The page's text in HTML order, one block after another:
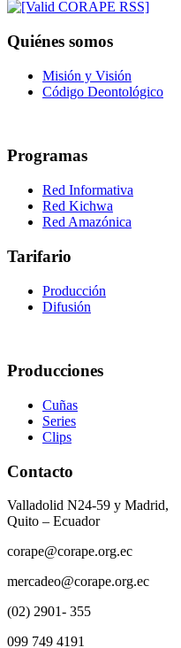
Quiénes somos
Misión y Visión
Código Deontológico
Programas
Red Informativa
Red Kichwa
Red Amazónica
Tarifario
Producción
Difusión
Producciones
Cuñas
Series
Clips
Contacto
Valladolid N24-59 y Madrid,
Quito – Ecuador
corape@corape.org.ec
mercadeo@corape.org.ec
(02) 2901- 355
099 749 4191